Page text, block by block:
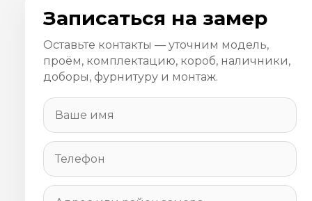
Записаться на замер
Оставьте контакты — уточним модель,
проём, комплектацию, короб, наличники,
доборы, фурнитуру и монтаж.